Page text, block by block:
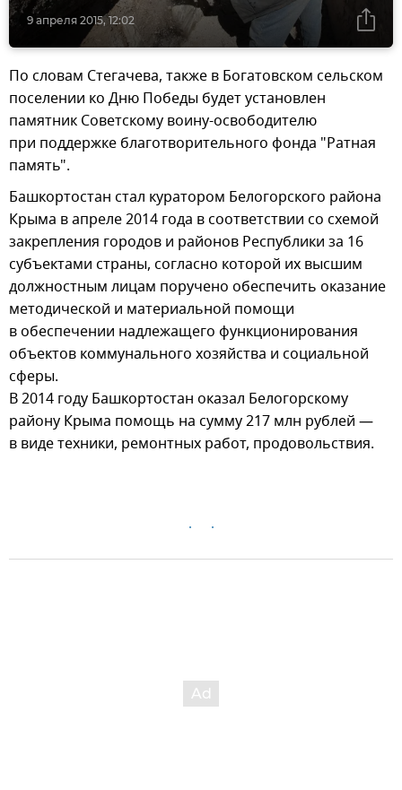
9 апреля 2015, 12:02
По словам Стегачева, также в Богатовском сельском
поселении ко Дню Победы будет установлен
памятник Советскому воину-освободителю
при поддержке благотворительного фонда "Ратная
память".
Башкортостан стал куратором Белогорского района
Крыма в апреле 2014 года в соответствии со схемой
закрепления городов и районов Республики за 16
субъектами страны, согласно которой их высшим
должностным лицам поручено обеспечить оказание
методической и материальной помощи
в обеспечении надлежащего функционирования
объектов коммунального хозяйства и социальной
сферы.
В 2014 году Башкортостан оказал Белогорскому
району Крыма помощь на сумму 217 млн рублей —
в виде техники, ремонтных работ, продовольствия.